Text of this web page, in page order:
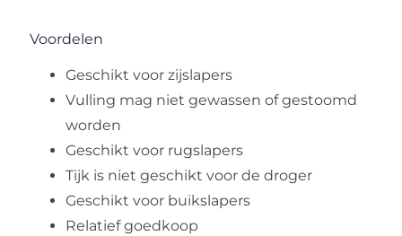
Voordelen
Geschikt voor zijslapers
Vulling mag niet gewassen of gestoomd
worden
Geschikt voor rugslapers
Tijk is niet geschikt voor de droger
Geschikt voor buikslapers
Relatief goedkoop